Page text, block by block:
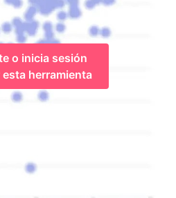
o inicia sesión
esta herramienta